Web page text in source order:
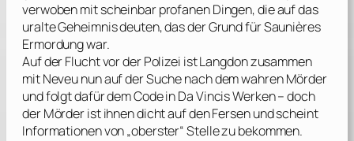
verwoben mit scheinbar profanen Dingen, die auf das
uralte Geheimnis deuten, das der Grund für Saunières
Ermordung war.
Auf der Flucht vor der Polizei ist Langdon zusammen
mit Neveu nun auf der Suche nach dem wahren Mörder
und folgt dafür dem Code in Da Vincis Werken – doch
der Mörder ist ihnen dicht auf den Fersen und scheint
Informationen von „oberster“ Stelle zu bekommen.